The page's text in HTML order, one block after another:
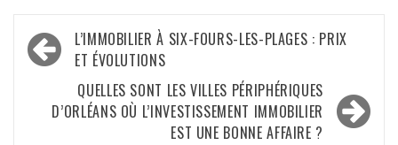
Navigation
de
l’article
L’IMMOBILIER À SIX-FOURS-LES-PLAGES : PRIX
ET ÉVOLUTIONS
QUELLES SONT LES VILLES PÉRIPHÉRIQUES
D’ORLÉANS OÙ L’INVESTISSEMENT IMMOBILIER
EST UNE BONNE AFFAIRE ?